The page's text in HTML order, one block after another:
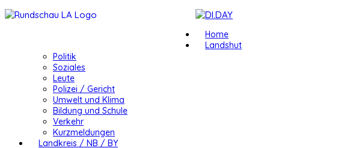
Home
Landshut
Politik
Soziales
Leute
Polizei / Gericht
Umwelt und Klima
Bildung und Schule
Verkehr
Kurzmeldungen
Landkreis / NB / BY